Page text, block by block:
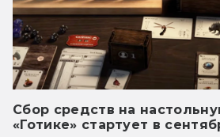
Сбор средств на
«Готике» стартует в